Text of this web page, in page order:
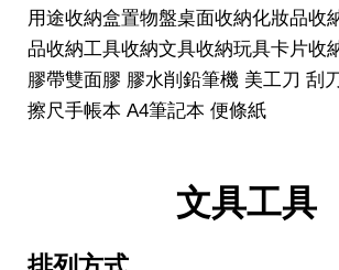
用途收納盒置物盤桌面收納化妝品收
品收納工具收納文具收納玩具卡片收
膠帶雙面膠 膠水削鉛筆機 美工刀 刮
擦尺手帳本 A4筆記本 便條紙
文具工具